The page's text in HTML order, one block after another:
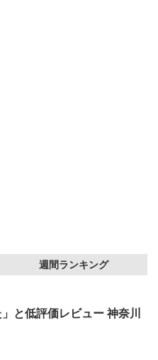
週間ランキング
と低評価レビュー 神奈川